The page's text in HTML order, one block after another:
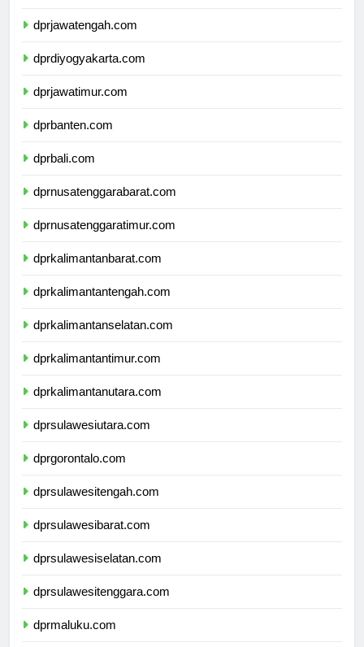
dprjawatengah.com
dprdiyogyakarta.com
dprjawatimur.com
dprbanten.com
dprbali.com
dprnusatenggarabarat.com
dprnusatenggaratimur.com
dprkalimantanbarat.com
dprkalimantantengah.com
dprkalimantanselatan.com
dprkalimantantimur.com
dprkalimantanutara.com
dprsulawesiutara.com
dprgorontalo.com
dprsulawesitengah.com
dprsulawesibarat.com
dprsulawesiselatan.com
dprsulawesitenggara.com
dprmaluku.com